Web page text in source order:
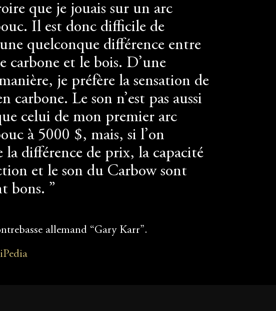
que je jouais sur un arc
Il est donc difficile de
quelconque différence entre
carbone et le bois. D’une
je préfère la sensation de
carbone. Le son n’est pas aussi
celui de mon premier arc
à 5000 $, mais, si l’on
la différence de prix, la capacité
et le son du Carbow sont
bons. ”
allemand “Gary Karr”.